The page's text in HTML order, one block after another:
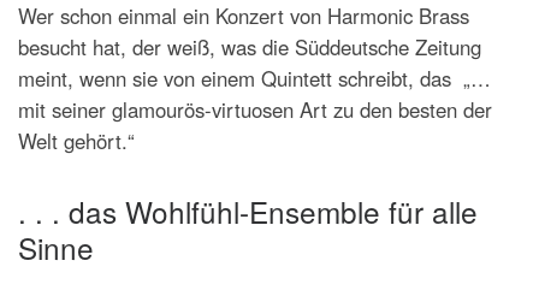
Wer schon einmal ein Konzert von Harmonic Brass
besucht hat, der weiß, was die Süddeutsche Zeitung
meint, wenn sie von einem Quintett schreibt, das „…
mit seiner glamourös-virtuosen Art zu den besten der
Welt gehört.“
. . . das Wohlfühl-Ensemble für alle
Sinne